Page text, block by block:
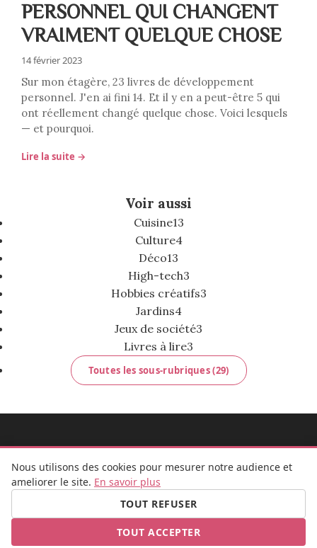
PERSONNEL QUI CHANGENT
VRAIMENT QUELQUE CHOSE
14 février 2023
Sur mon étagère, 23 livres de développement
personnel. J'en ai fini 14. Et il y en a peut-être 5 qui
ont réellement changé quelque chose. Voici lesquels
— et pourquoi.
Lire la suite →
Voir aussi
Cuisine13
Culture4
Déco13
High-tech3
Hobbies créatifs3
Jardins4
Jeux de société3
Livres à lire3
Toutes les sous-rubriques (29)
FB IG
© 2026 Mademoiselle Bulle
Nous utilisons des cookies pour mesurer notre audience et
ameliorer le site. En savoir plus
TOUT REFUSER
TOUT ACCEPTER